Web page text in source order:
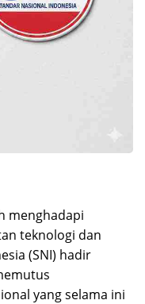
menghadapi
teknologi dan
(SNI) hadir
yang selama ini